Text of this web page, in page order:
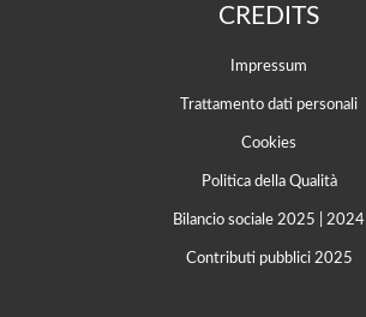
CREDITS
Impressum
Trattamento dati personali
Cookies
Politica della Qualità
Bilancio sociale 2025 2024
Contributi pubblici 2025